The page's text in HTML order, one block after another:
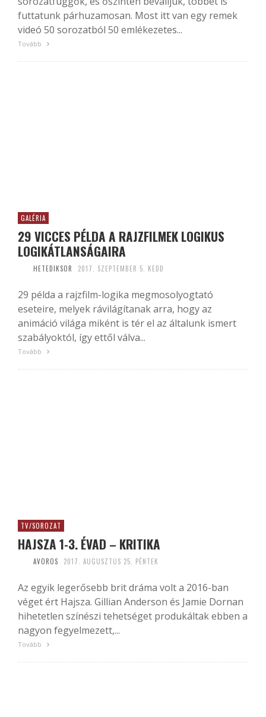
futtatunk párhuzamosan. Most itt van egy remek
videó 50 sorozatból 50 emlékezetes...
Tovább
GALÉRIA
29 VICCES PÉLDA A RAJZFILMEK LOGIKUS
LOGIKÁTLANSÁGAIRA
HETEDIKSOR 2017. SZEPTEMBER 5. KEDD
29 példa a rajzfilm-logika megmosolyogtató
eseteire, melyek rávilágítanak arra, hogy az
animáció világa miként is tér el az általunk ismert
szabályoktól, így ettől válva...
Tovább
TV/SOROZAT
HAJSZA 1-3. ÉVAD – KRITIKA
AVOROS 2017. AUGUSZTUS 25. PÉNTEK
Az egyik legerősebb brit dráma volt a 2016-ban
véget ért Hajsza. Gillian Anderson és Jamie Dornan
hihetetlen színészi tehetséget produkáltak ebben a
nagyon fegyelmezett,...
Tovább